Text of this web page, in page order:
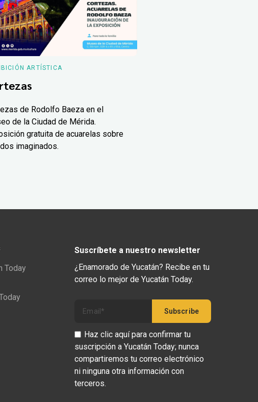
ARTÍSTICA
de Rodolfo Baeza en el
de la Ciudad de Mérida.
gratuita de acuarelas sobre
imaginados.
Today
Suscríbete a nuestro newsletter
¿Enamorado de Yucatán? Recibe en tu
correo lo mejor de Yucatán Today.
Haz clic aquí para confirmar tu
suscripción a Yucatán Today; nunca
compartiremos tu correo electrónico
ni ninguna otra información con
terceros.